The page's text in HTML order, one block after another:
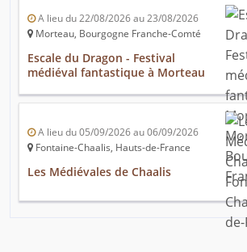
A lieu du 22/08/2026 au 23/08/2026
Morteau, Bourgogne Franche-Comté
Escale du Dragon - Festival
médiéval fantastique à Morteau
A lieu du 05/09/2026 au 06/09/2026
Fontaine-Chaalis, Hauts-de-France
Les Médiévales de Chaalis